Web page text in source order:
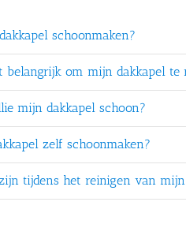
schoonmaken?
belangrijk om mijn dakkapel te
mijn dakkapel schoon?
zelf schoonmaken?
tijdens het reinigen van mijn